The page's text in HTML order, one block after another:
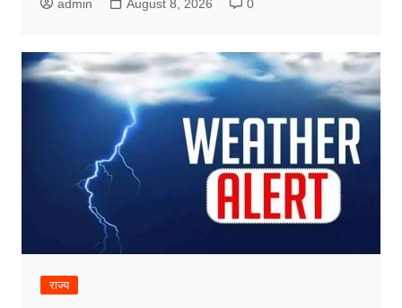
admin August 8, 2026 0
राज्य